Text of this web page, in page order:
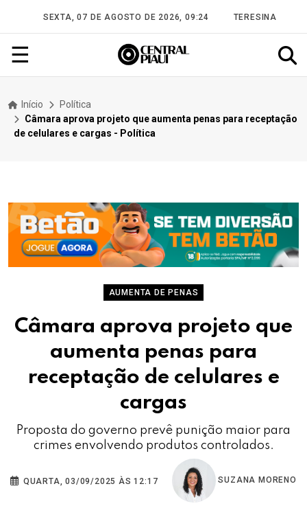
SEXTA, 07 DE AGOSTO DE 2026, 09:24 TERESINA
☰
Início
Política
Câmara aprova projeto que aumenta penas para receptação
de celulares e cargas - Política
AUMENTA DE PENAS
Câmara aprova projeto que
aumenta penas para
receptação de celulares e
cargas
Proposta do governo prevê punição maior para
crimes envolvendo produtos controlados.
QUARTA, 03/09/2025 ÀS 12:17 SUZANA MORENO